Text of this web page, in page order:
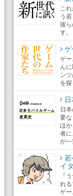
こ
う
彼
す。
ゲ
ん
ン
を探
日
要
ほ
者
が一
イ
『
れ
ゲー